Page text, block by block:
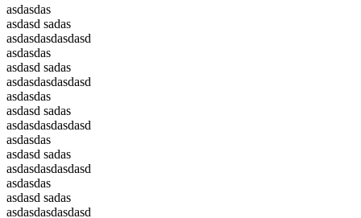
asdasdas
asdasd sadas
asdasdasdasdasd
asdasdas
asdasd sadas
asdasdasdasdasd
asdasdas
asdasd sadas
asdasdasdasdasd
asdasdas
asdasd sadas
asdasdasdasdasd
asdasdas
asdasd sadas
asdasdasdasdasd